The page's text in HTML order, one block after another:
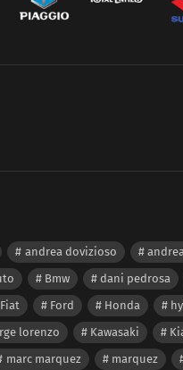
andrea dovizioso
Bmw dani pedrosa
Fiat Ford Honda
lorenzo Kawasaki
marc marquez marquez